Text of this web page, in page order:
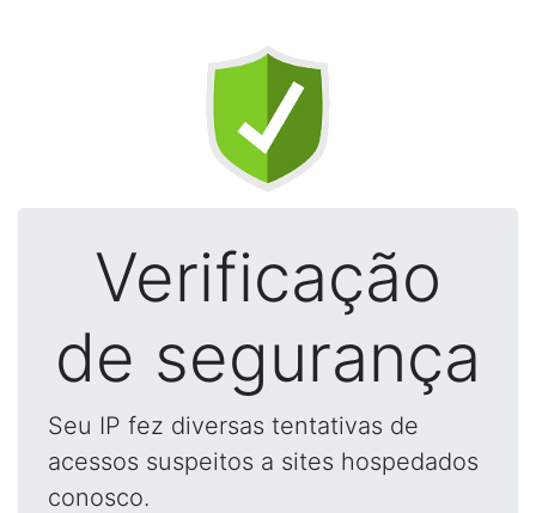
Verificação
de segurança
Seu IP fez diversas tentativas de
acessos suspeitos a sites hospedados
conosco.